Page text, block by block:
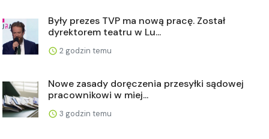
Były prezes TVP ma nową pracę. Został
dyrektorem teatru w Lu...
2 godzin temu
Nowe zasady doręczenia przesyłki sądowej
pracownikowi w miej...
3 godzin temu